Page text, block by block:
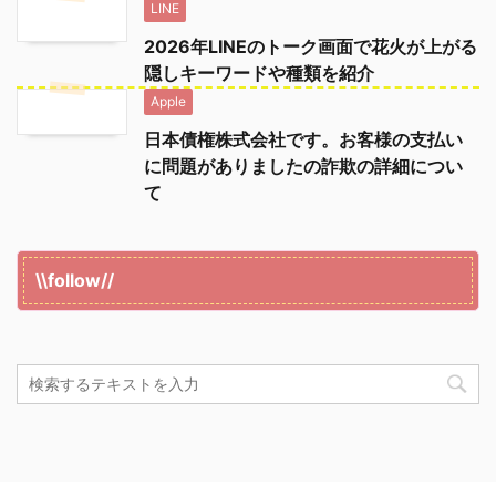
LINE
2026年LINEのトーク画面で花火が上がる
隠しキーワードや種類を紹介
Apple
日本債権株式会社です。お客様の支払い
に問題がありましたの詐欺の詳細につい
て
\\follow//